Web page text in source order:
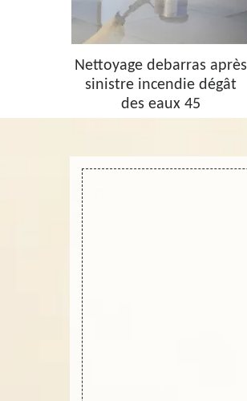
Nettoyage debarras après
sinistre incendie dégât
des eaux 45